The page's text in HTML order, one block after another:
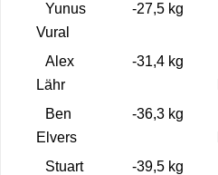
Yunus
Vural
-27,5 kg
Alex
Lähr
-31,4 kg
Ben
Elvers
-36,3 kg
Stuart
-39,5 kg